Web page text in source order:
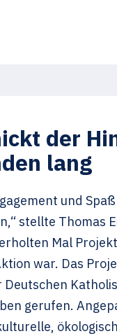
der
lang
und
stellte Thomas
Mal
war. Das
Deutschen
gerufen.